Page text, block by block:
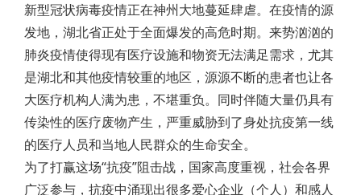
新型冠状病毒疫情正在神州大地蔓延肆虐。在疫情的源
发地，湖北省正处于全面爆发的高危时期。来势汹汹的
肺炎疫情使得现有医疗设施和物资无法满足需求，尤其
是湖北和其他疫情较重的地区，源源不断的患者也让各
大医疗机构人满为患，不堪重负。同时伴随大量仍具有
传染性的医疗废物产生，严重威胁到了身处抗疫第一线
的医疗人员和当地人民群众的生命安全。
为了打赢这场“抗疫”阻击战，国家高度重视，社会各界
广泛参与，抗疫中涌现出很多爱心企业（个人）和感人